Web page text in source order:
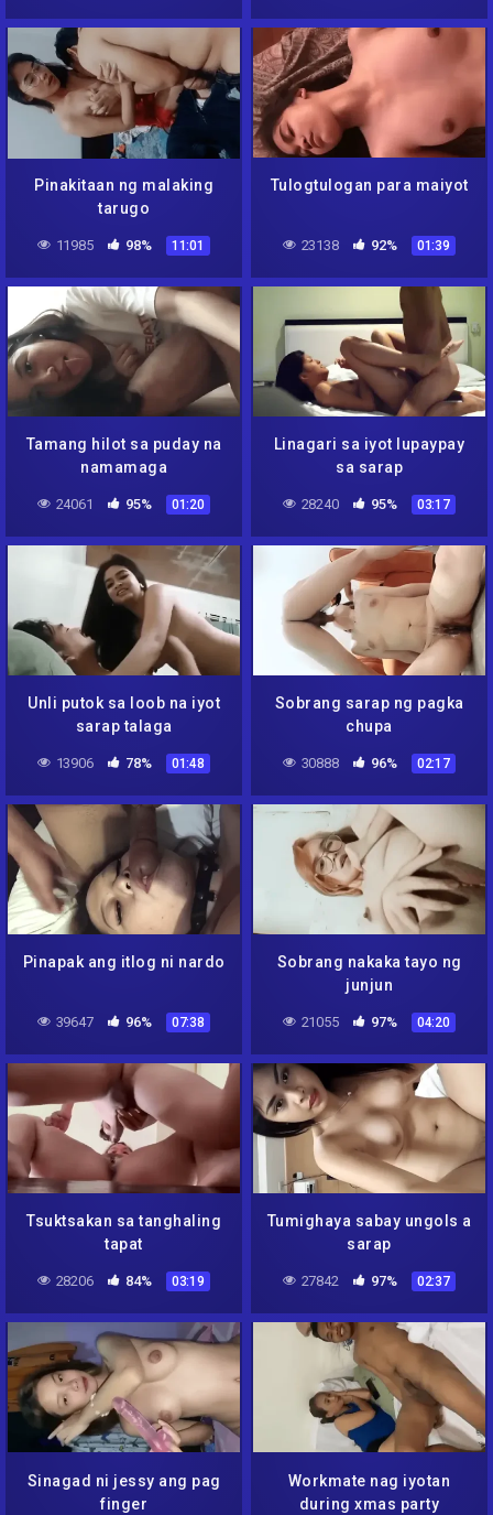
Pinakitaan ng malaking
tarugo
11985 98% 11:01
Tulogtulogan para maiyot
23138 92% 01:39
Tamang hilot sa puday na
namamaga
24061 95% 01:20
Linagari sa iyot lupaypay
sa sarap
28240 95% 03:17
Unli putok sa loob na iyot
sarap talaga
13906 78% 01:48
Sobrang sarap ng pagka
chupa
30888 96% 02:17
Pinapak ang itlog ni nardo
39647 96% 07:38
Sobrang nakaka tayo ng
junjun
21055 97% 04:20
Tsuktsakan sa tanghaling
tapat
28206 84% 03:19
Tumighaya sabay ungols a
sarap
27842 97% 02:37
Sinagad ni jessy ang pag
finger
Workmate nag iyotan
during xmas party